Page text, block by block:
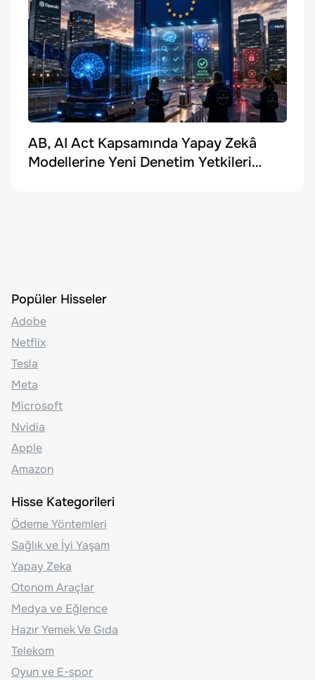
AB, AI Act Kapsamında Yapay Zekâ
Modellerine Yeni Denetim Yetkileri
Popüler Hisseler
Adobe
Netflix
Tesla
Meta
Microsoft
Nvidia
Apple
Amazon
Hisse Kategorileri
Ödeme Yöntemleri
Sağlık ve İyi Yaşam
Yapay Zeka
Otonom Araçlar
Medya ve Eğlence
Hazır Yemek Ve Gıda
Telekom
Oyun ve E-spor